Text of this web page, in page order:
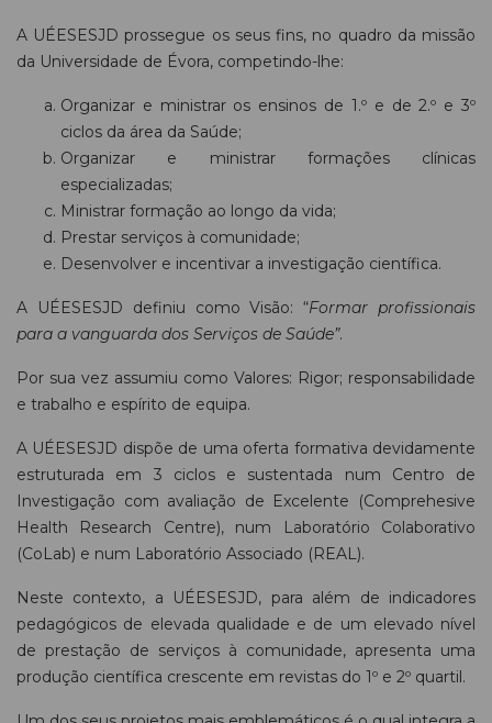
A UÉESESJD prossegue os seus fins, no quadro da missão
da Universidade de Évora, competindo-lhe:
Organizar e ministrar os ensinos de 1.º e de 2.º e 3º
ciclos da área da Saúde;
Organizar e ministrar formações clínicas
especializadas;
Ministrar formação ao longo da vida;
Prestar serviços à comunidade;
Desenvolver e incentivar a investigação científica.
A UÉESESJD definiu como Visão: “Formar profissionais
para a vanguarda dos Serviços de Saúde”.
Por sua vez assumiu como Valores: Rigor; responsabilidade
e trabalho e espírito de equipa.
A UÉESESJD dispõe de uma oferta formativa devidamente
estruturada em 3 ciclos e sustentada num Centro de
Investigação com avaliação de Excelente (Comprehesive
Health Research Centre), num Laboratório Colaborativo
(CoLab) e num Laboratório Associado (REAL).
Neste contexto, a UÉESESJD, para além de indicadores
pedagógicos de elevada qualidade e de um elevado nível
de prestação de serviços à comunidade, apresenta uma
produção científica crescente em revistas do 1º e 2º quartil.